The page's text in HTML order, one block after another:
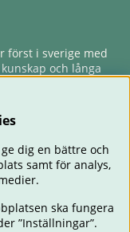
först i sverige med
och långa
dig en bättre och
samt för analys,
ska fungera
”Inställningar”.